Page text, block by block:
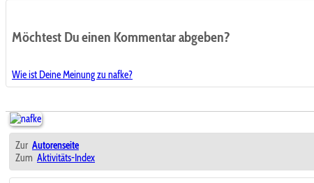
Möchtest Du einen Kommentar abgeben?
Wie ist Deine Meinung zu nafke?
Zur Autorenseite
Zum Aktivitäts-Index